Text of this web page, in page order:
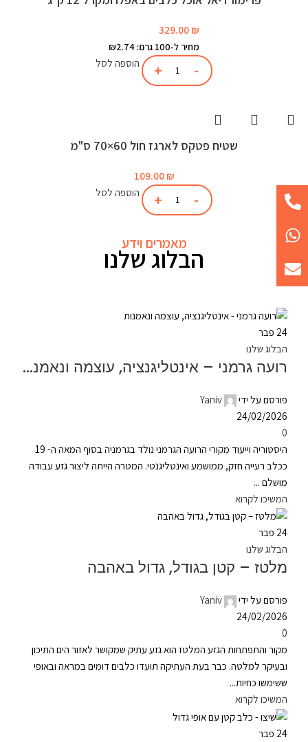
329.00 ₪
מחיר ל-100 גרם: ₪2.74
הוספה לסל
שטיח פטקס לארגז חול 60×70 ס"מ
109.00 ₪
הוספה לסל
מאמרים וידע
הבלוג שלנו
24 פבר
הבלוג שלנו
רועה גרמני – אינטליגנציה, עוצמה ונאמנות
פורסם על ידי
Yaniv
24/02/2026
0
היסטוריה וייעוד מקורי הרועה הגרמני נולד בגרמניה בסוף המאה ה- 19
ככלב רעייה חזק, ממושמע ואינטליגנטי. המטרה הייתה ליצור גזע עבודה
מושלם ...
המשיכו לקרוא
24 פבר
הבלוג שלנו
מלטז – קטן בגודל, גדול באהבה
פורסם על ידי
Yaniv
24/02/2026
0
מקור והתפתחות הגזע המלטז הוא גזע עתיק שמקושר לאזור הים התיכון
ובעיקר למלטה. כבר בעת העתיקה תועדו כלבים דומים במראה ובאופי
ששימשו כחיות...
המשיכו לקרוא
24 פבר